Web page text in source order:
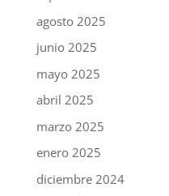
agosto 2025
junio 2025
mayo 2025
abril 2025
marzo 2025
enero 2025
diciembre 2024